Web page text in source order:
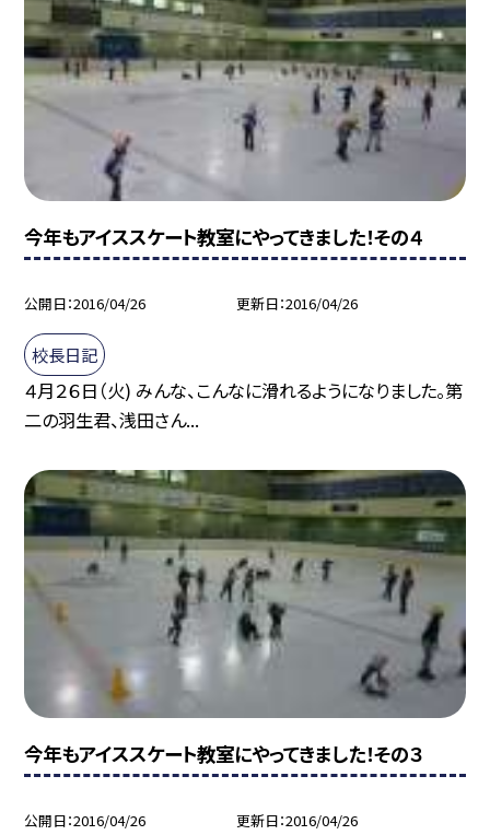
今年もアイススケート教室にやってきました！その４
公開日 2016/04/26 更新日 2016/04/26
校長日記
４月２６日（火) みんな、こんなに滑れるようになりました。第
二の羽生君、浅田さん...
今年もアイススケート教室にやってきました！その３
公開日 2016/04/26 更新日 2016/04/26